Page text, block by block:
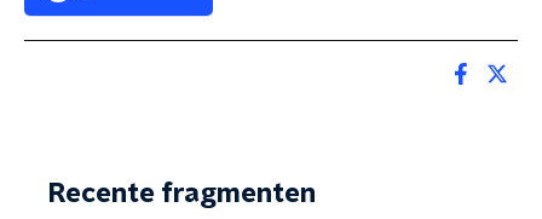
Recente fragmenten